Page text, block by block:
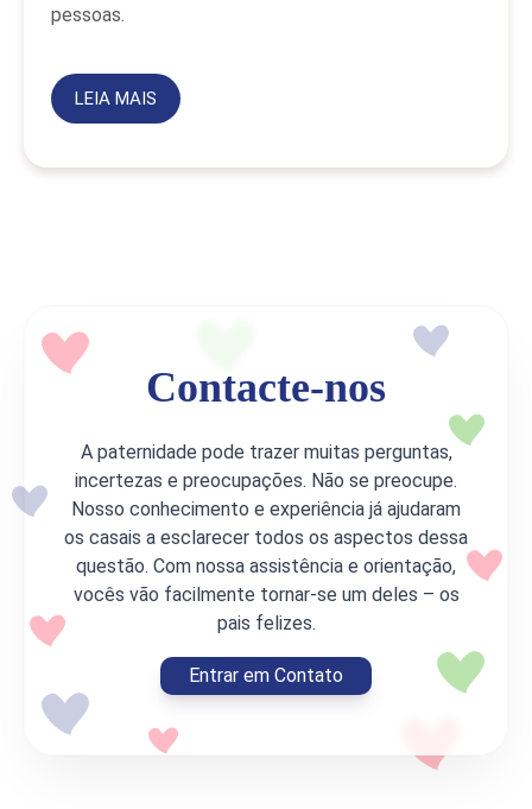
pessoas.
LEIA MAIS
Contacte-nos
A paternidade pode trazer muitas perguntas,
incertezas e preocupações. Não se preocupe.
Nosso conhecimento e experiência já ajudaram
os casais a esclarecer todos os aspectos dessa
questão. Com nossa assistência e orientação,
vocês vão facilmente tornar-se um deles – os
pais felizes.
Entrar em Contato